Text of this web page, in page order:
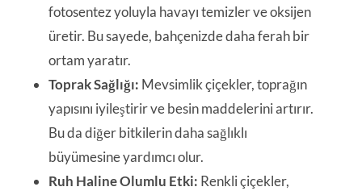
fotosentez yoluyla havayı temizler ve oksijen
üretir. Bu sayede, bahçenizde daha ferah bir
ortam yaratır.
Toprak Sağlığı: Mevsimlik çiçekler, toprağın
yapısını iyileştirir ve besin maddelerini artırır.
Bu da diğer bitkilerin daha sağlıklı
büyümesine yardımcı olur.
Ruh Haline Olumlu Etki: Renkli çiçekler,